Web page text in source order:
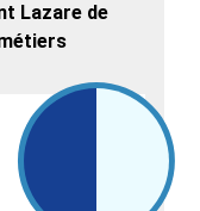
Lazare de